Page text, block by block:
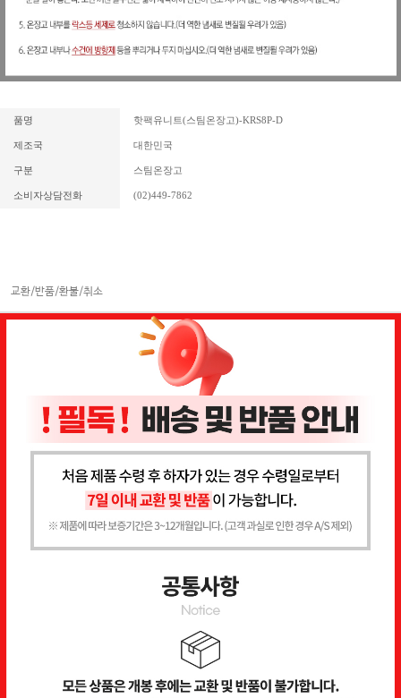
품명 핫팩유니트(스팀온장고)-KRS8P-D
제조국 대한민국
구분 스팀온장고
소비자상담전화 (02)449-7862
교환/반품/환불/취소